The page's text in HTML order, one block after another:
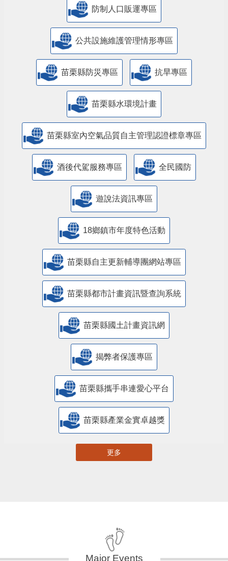
防制人口販運專區
​公共設施維護管理情形專區
苗栗縣防災專區 抗旱專區
苗栗縣水環境計畫
苗栗縣室內空氣品質自主管理認證標章專區
酒後代駕服務專區 全民國防
遊說法資訊專區
18鄉鎮市年度特色活動
苗栗縣自主更新輔導團網站專區
苗栗縣都市計畫資訊暨查詢系統
苗栗縣國土計畫資訊網
揭弊者保護專區
苗栗縣攜手串連愛心平台
苗栗縣產業金實卓越獎
更多